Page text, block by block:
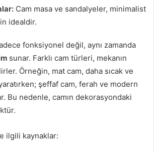
Cam masa ve sandalyeler, minimalist
idealdir.
fonksiyonel değil, aynı zamanda
sunar. Farklı cam türleri, mekanın
Örneğin, mat cam, daha sıcak ve
şeffaf cam, ferah ve modern
Bu nedenle, camın dekorasyondaki
ilgili kaynaklar: